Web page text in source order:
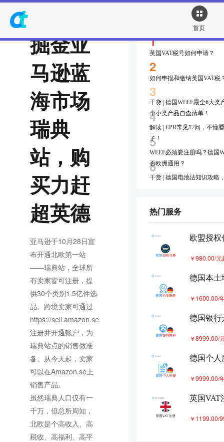
首页
掘金亚
马逊蓝
海市场
瑞典
站，购
买力赶
超英德
亚马逊于10月28日宣
布开通北欧第一站
——瑞典站，全球所
有卖家皆可注册，提
供30个类别1.5亿件选
品。跨境卖家可通过
https://sell.amazon.se
注册并开通账户，为
瑞典站点的销售做准
备。从今天起，卖家
可以在Amazon.se上
销售产品。
虽然瑞典人口仅有一
千万，但总所周知，
北欧是个高收入、高
税收、高福利、高平
1
英国VAT税号如何申请？
2
如何申报和缴纳英国VAT税
3
干货 | 德国WEEE最全6大类
个小类产品自查清单！
4
解读 | EPR常见17问，不懂
了！
5
WEEE必须要注册吗？德国
否欧洲通用？
6
干货 | 德国电池法知识攻略
申报有什么后果~
8
9
德国VAT查税封号，是解封
德国vat来势汹汹，补还是
账您一定要算清楚
热门服务
欧盟授权
￥980.00/元
德国本土
￥1600.00/
德国银行
￥8999.00/
德国个人
￥9999.00/
英国VAT
￥1199.00/